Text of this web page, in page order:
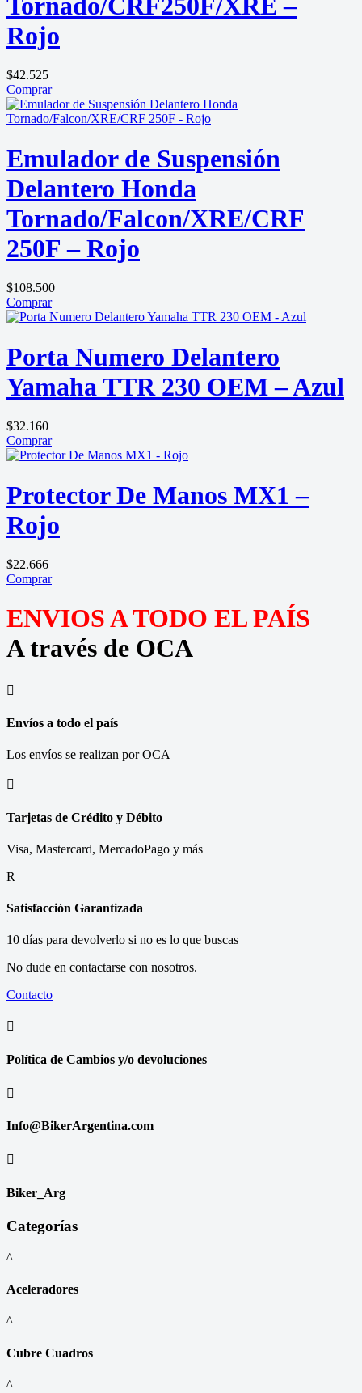
Rojo
$42.525
Comprar
Emulador de Suspensión
Delantero Honda
Tornado/Falcon/XRE/CRF
250F – Rojo
$108.500
Comprar
Porta Numero Delantero
Yamaha TTR 230 OEM – Azul
$32.160
Comprar
Protector De Manos MX1 –
Rojo
$22.666
Comprar
ENVIOS A TODO EL PAÍS
A través de OCA

Envíos a todo el país
Los envíos se realizan por OCA

Tarjetas de Crédito y Débito
Visa, Mastercard, MercadoPago y más
R
Satisfacción Garantizada
10 días para devolverlo si no es lo que buscas
No dude en contactarse con nosotros.
Contacto

Política de Cambios y/o devoluciones

Info@BikerArgentina.com

Biker_Arg
Categorías
^
Aceleradores
^
Cubre Cuadros
^